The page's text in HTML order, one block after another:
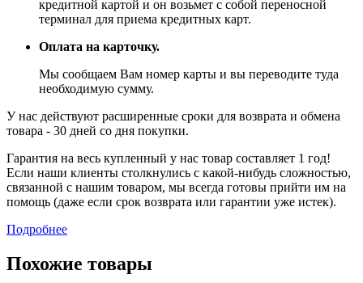
кредитной картой и он возьмет с собой переносной
терминал для приема кредитных карт.
Оплата на карточку.
Мы сообщаем Вам номер карты и вы переводите туда
необходимую сумму.
У нас действуют расширенные сроки для возврата и обмена
товара - 30 дней со дня покупки.
Гарантия на весь купленный у нас товар составляет 1 год!
Если наши клиенты столкнулись с какой-нибудь сложностью,
связанной с нашим товаром, мы всегда готовы прийти им на
помощь (даже если срок возврата или гарантии уже истек).
Подробнее
Похожие товары